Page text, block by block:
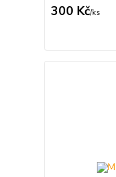
300 Kč/ks